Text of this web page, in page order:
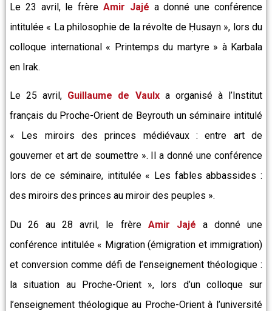
Le 23 avril, le frère Amir Jajé a donné une conférence
intitulée « La philosophie de la révolte de Ḥusayn », lors du
colloque international « Printemps du martyre » à Karbala
en Irak.
Le 25 avril, Guillaume de Vaulxa organisé à l’Institut
français du Proche-Orient de Beyrouth un séminaire intitulé
« Les miroirs des princes médiévaux : entre art de
gouverner et art de soumettre ». Il a donné une conférence
lors de ce séminaire, intitulée « Les fables abbassides :
des miroirs des princes au miroir des peuples ».
Du 26 au 28 avril, le frère Amir Jajé a donné une
conférence intitulée « Migration (émigration et immigration)
et conversion comme défi de l’enseignement théologique :
la situation au Proche-Orient », lors d’un colloque sur
l’enseignement théologique au Proche-Orient à l’université